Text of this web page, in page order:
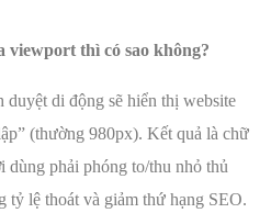
viewport thì có sao không?
di động sẽ hiển thị website
(thường 980px). Kết quả là chữ
phải phóng to/thu nhỏ thủ
lệ thoát và giảm thứ hạng SEO.